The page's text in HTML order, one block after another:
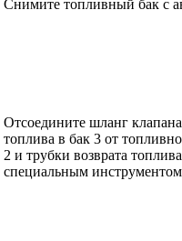
Снимите топливный бак с
Отсоедините шланг
топлива в бак 3 от
2 и трубки возврата
специальным